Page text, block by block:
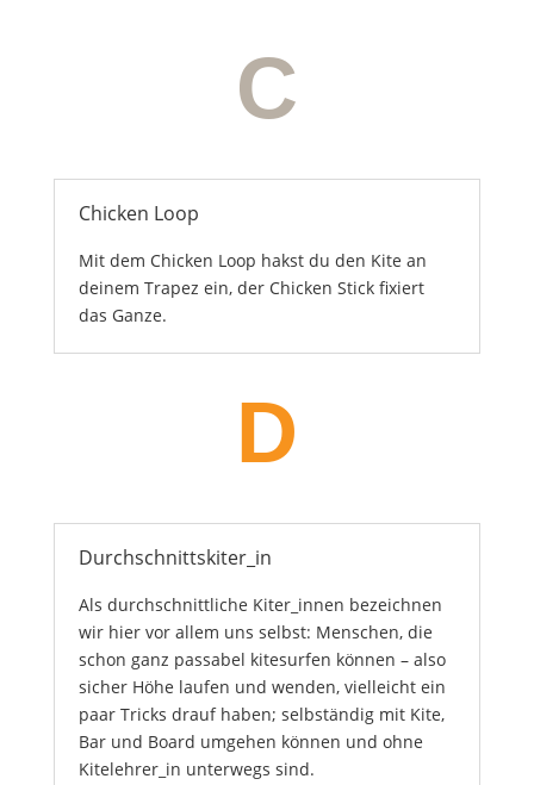
C
Chicken Loop
Mit dem Chicken Loop hakst du den Kite an
deinem Trapez ein, der Chicken Stick fixiert
das Ganze.
D
Durchschnittskiter_in
Als durchschnittliche Kiter_innen bezeichnen
wir hier vor allem uns selbst: Menschen, die
schon ganz passabel kitesurfen können – also
sicher Höhe laufen und wenden, vielleicht ein
paar Tricks drauf haben; selbständig mit Kite,
Bar und Board umgehen können und ohne
Kitelehrer_in unterwegs sind.